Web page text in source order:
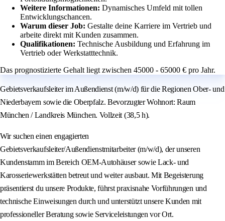
Weitere Informationen: Dynamisches Umfeld mit tollen
Entwicklungschancen.
Warum dieser Job: Gestalte deine Karriere im Vertrieb und
arbeite direkt mit Kunden zusammen.
Qualifikationen: Technische Ausbildung und Erfahrung im
Vertrieb oder Werkstatttechnik.
Das prognostizierte Gehalt liegt zwischen 45000 - 65000 € pro Jahr.
Gebietsverkaufsleiter im Außendienst (m/w/d) für die Regionen Ober- und
Niederbayern sowie die Oberpfalz. Bevorzugter Wohnort: Raum
München / Landkreis München. Vollzeit (38,5 h).
Wir suchen einen engagierten
Gebietsverkaufsleiter/Außendienstmitarbeiter (m/w/d), der unseren
Kundenstamm im Bereich OEM-Autohäuser sowie Lack- und
Karosseriewerkstätten betreut und weiter ausbaut. Mit Begeisterung
präsentierst du unsere Produkte, führst praxisnahe Vorführungen und
technische Einweisungen durch und unterstützt unsere Kunden mit
professioneller Beratung sowie Serviceleistungen vor Ort.